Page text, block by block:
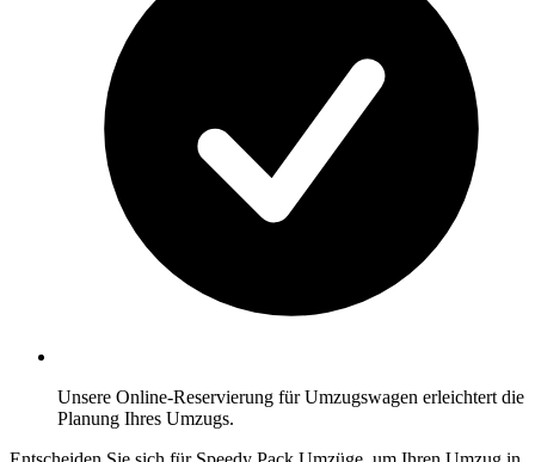
Unsere Online-Reservierung für Umzugswagen erleichtert die
Planung Ihres Umzugs.